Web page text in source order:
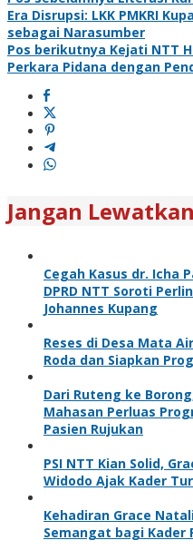
pos
Era Disrupsi: LKK PMKRI
sebagai Narasumber
Pos berikutnya Kejati NTT
Perkara Pidana dengan
Jangan Lewatkan
Cegah Kasus dr. Icha
DPRD NTT Soroti
Johannes Kupang
Reses di Desa Mata
Roda dan Siapkan
Dari Ruteng ke
Mahasan Perluas
Pasien Rujukan
PSI NTT Kian Solid,
Widodo Ajak Kader
Kehadiran Grace
Semangat bagi Kader